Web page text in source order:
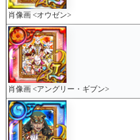
肖像画 <オウゼン>
肖像画 <アングリー・ギブン>